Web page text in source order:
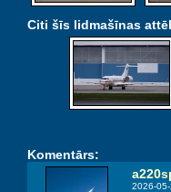
Citi šīs lidmašīnas
Komentārs:
2026-